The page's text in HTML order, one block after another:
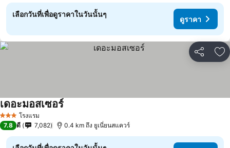
เลือกวันที่เพื่อดูราคาในวันนั้นๆ
ดูราคา
แชร์ เ
3 ดาว โรงแรม
เดอะมอสเซอร์
7.8 ดี 7,082 0.4 km ถึง ยูเนี่ยนสแควร์